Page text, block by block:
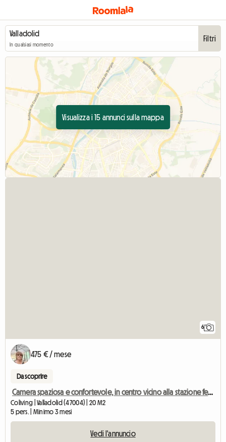
In qualsiasi momento
Filtri
Visualizza i 15 annunci sulla mappa
6
475 € / mese
Da scoprire
Camera spaziosa e confortevole, in centro vicino alla stazione ferroviaria
Coliving | Valladolid (47004) | 20 M2
5 pers. | Minimo 3 mesi
Vedi l'annuncio